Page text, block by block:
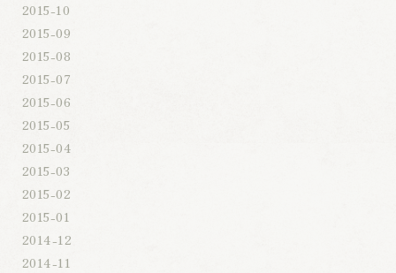
2015-10
2015-09
2015-08
2015-07
2015-06
2015-05
2015-04
2015-03
2015-02
2015-01
2014-12
2014-11